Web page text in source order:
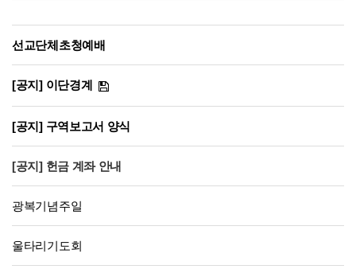
선교단체초청예배
[공지] 이단경계
[공지] 구역보고서 양식
[공지] 헌금 계좌 안내
광복기념주일
울타리기도회